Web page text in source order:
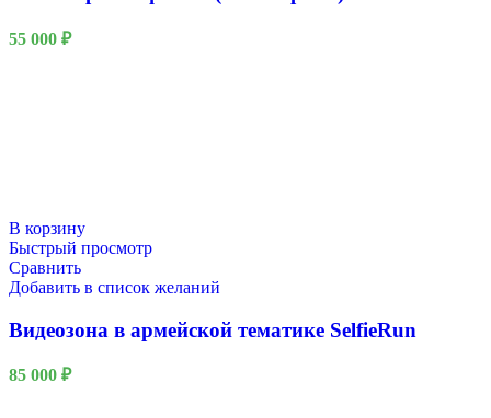
55 000 ₽
В корзину
Быстрый просмотр
Сравнить
Добавить в список желаний
Видеозона в армейской тематике SelfieRun
85 000 ₽